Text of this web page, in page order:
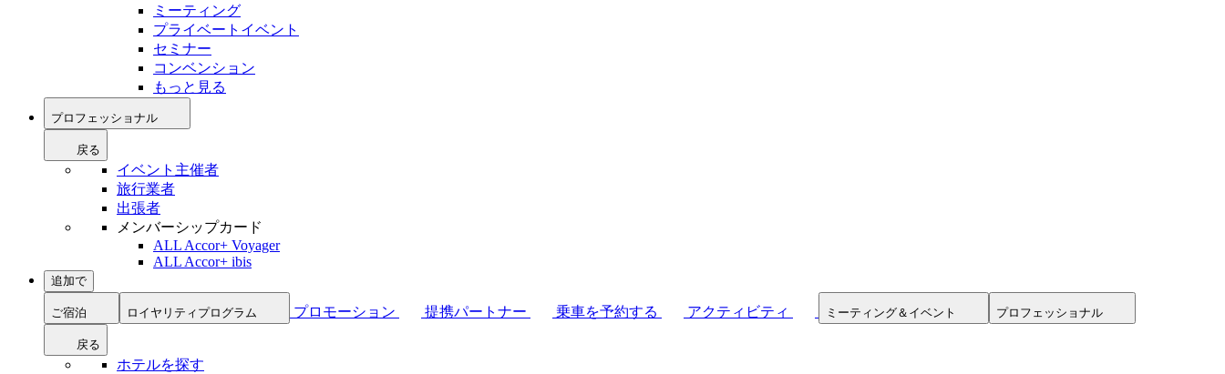
ミーティング
プライベートイベント
セミナー
コンベンション
もっと見る
プロフェッショナル
戻る
イベント主催者
旅行業者
出張者
メンバーシップカード
ALL Accor+ Voyager
ALL Accor+ ibis
追加で
ご宿泊 ロイヤリティプログラム プロモーション 提携パートナー 乗車を予約する アクティビティ ミーティング＆イベント プロフェッショナル
戻る
ホテルを探す